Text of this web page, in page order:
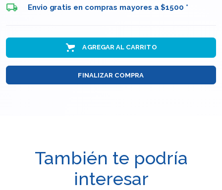
Envio gratis en compras mayores a $1500 *
AGREGAR AL CARRITO
FINALIZAR COMPRA
También te podría
interesar